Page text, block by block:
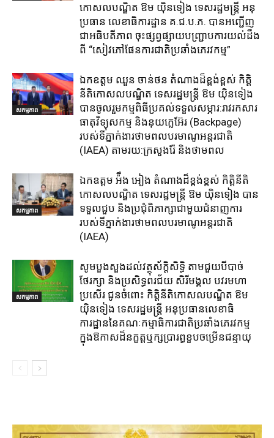
កោសលបណ្ឌិត​ ឱម​ យ៉ិនទៀង​ ទេសរដ្ឋមន្រ្តី​ អនុ
ប្រធាន​ លេខាធិការ​ដ្ឋាន​ គ.ជ.ប.ភ​. បានអញ្ជើញ
ជាអធិបតីភាព​ ចុះផ្សព្វផ្សាយ​បញ្ជ្រាប​ការ​យល់​ដឹង​
ពី​ “សៀវភៅផែនការជាតិប្រឆាំងភេរវកម្ម”
សកម្មភាព
ឯកឧត្តម ឈួន​ ចាន់ថន​ តំណាងដ៏ខ្ពង់ខ្ពស់ កិត្តិ
នីតិកោសលបណ្ឌិត ទេសរដ្ឋមន្ត្រី ឱម យ៉ិនទៀង
បានចូលរួមកម្មពិធីប្រគល់ទទួលសម្ភារ:​រាវរកសារ
ធាតុវិទ្យុសកម្ម​ និង​នុយក្លេអ៊ែរ​ (Backpage)
របស់ទីភ្នាក់ងារថាមពលបរមាណូអន្តរជាតិ
(IAEA) តាមរយ:ក្រសួងរ៉ែ និងថាមពល​
សកម្មភាព
ឯកឧត្តម អ៉ឹង អៀង តំណាងដ៏ខ្ពង់ខ្ពស់ កិត្តិនីតិ
កោសលបណ្ឌិត ទេសរដ្ឋមន្ត្រី ឱម យ៉ិនទៀង បាន
ទទួលជួប និងប្រជុំពិភាក្សាជាមួយជំនាញការ
របស់ទីភ្នាក់ងារថាមពលបរមាណូអន្តរជាតិ
(IAEA)
សកម្មភាព
សូមបួងសួងដល់វត្ថុស័ក្តិសិទ្ធិ តាមជួយបីបាច់
ថែរក្សា និងប្រសិទ្ធពរជ័យ សិរីមង្គល បវរមហា
ប្រសើរ ជូនចំពោះ កិត្តិនីតិកោសលបណ្ឌិត ឱម
យ៉ិនទៀង ទេសរដ្ឋមន្រ្តី អនុប្រធានលេខាធិ
ការដ្ឋាននៃគណៈកម្មាធិការជាតិប្រឆាំងភេរវកម្ម
ក្នុងឱកាសដ៏នក្ខត្តឬក្សប្រារព្ធខួបចម្រើនជន្មាយុ